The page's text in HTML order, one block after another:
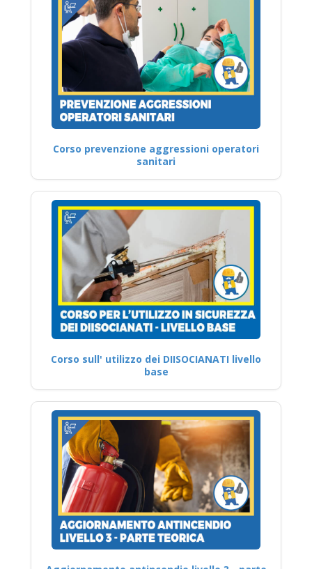
Corso prevenzione aggressioni operatori
sanitari
Corso sull' utilizzo dei DIISOCIANATI livello
base